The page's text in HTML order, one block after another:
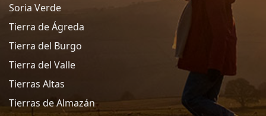
Soria Verde
Tierra de Ágreda
Tierra del Burgo
Tierra del Valle
Tierras Altas
Tierras de Almazán